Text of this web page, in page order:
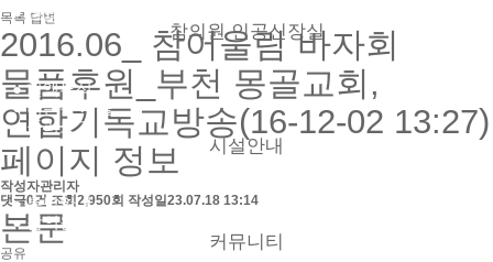
● 진료시간
참의원 인공신장실
● 혈액투석
● 버튼홀 시술
● 둘러보기
시설안내
● 층별안내
● 참의원 둘러보기
커뮤니티
목록 답변
2016.06_ 참어울림 바자회
물품후원_부천 몽골교회,
연합기독교방송(16-12-02 13:27)
페이지 정보
작성자관리자
댓글0건 조회2,950회 작성일23.07.18 13:14
본문
공유